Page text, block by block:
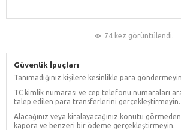
74 kez görüntülendi.
Güvenlik İpuçları
Tanımadığınız kişilere kesinlikle para
TC kimlik numarası ve cep telefonu numaraları
talep edilen para transferlerini gerçekleştirmeyin.
Alacağınız veya kiralayacağınız konutu
kapora ve benzeri bir ödeme gerçekleştirmeyin.